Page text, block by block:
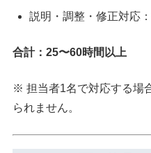
説明・調整・修正対応
合計：25〜60時間以上
※ 担当者1名で対応する場
られません。